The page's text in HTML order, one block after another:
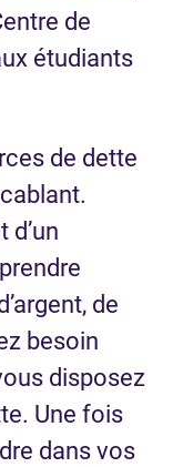
de
étudiants
de dette
d’un
de
besoin
disposez
Une fois
dans vos